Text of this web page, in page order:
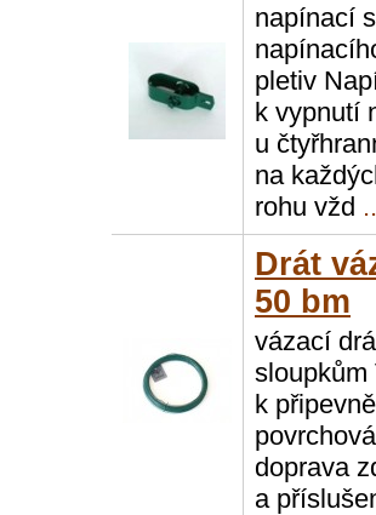
napínací
pletiv
k vypnutí
u
na
rohu vžd
Drát
50 bm
vázací
k
doprava
a